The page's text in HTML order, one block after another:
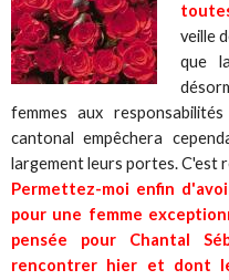
veille
que
femmes aux
cantonal empêchera
largement leurs portes. C'est
Permettez-moi enfin
pour une femme
pensée pour Chantal
rencontrer hier et dont